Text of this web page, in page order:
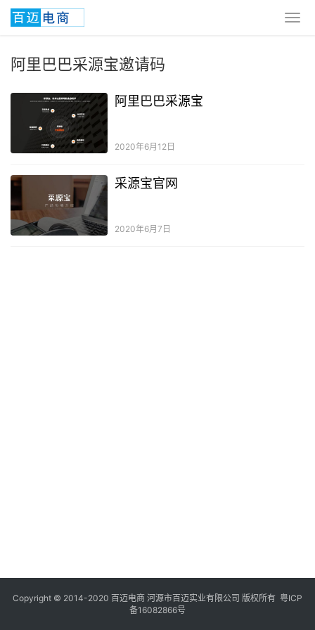
阿里巴巴采源宝邀请码
阿里巴巴采源宝
2020年6月12日
采源宝官网
2020年6月7日
Copyright © 2014-2020 百迈电商 河源市百迈实业有限公司 版权所有 粤ICP
备16082866号